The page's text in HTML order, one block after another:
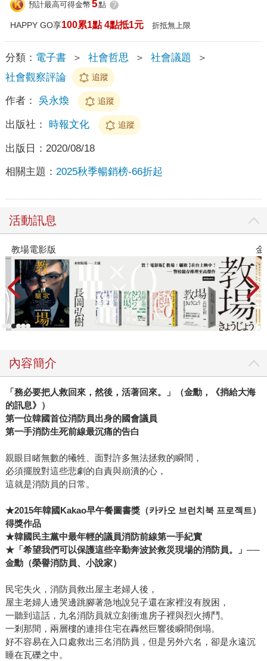
預計最高可得金幣 5點 ?
HAPPY GO享100累1點 4點抵1元 折抵無上限
分類： 電子書 ＞ 社會哲思 ＞ 社會議題
＞
社會觀察評論
追蹤
作者： 吳永煥 追蹤
出版社： 時報文化 追蹤
出版日： 2020/08/18
相關主題： 2025秋季暢銷榜-66折起
活動訊息
教場電影版 金
內容簡介
「務必要把人救回來，然後，活著回來。」（金勳，《捎給大海
的訊息》）
第一位韓國首位消防員出身的國會議員
第一手消防生死前線最沉痛的告白
親眼目睹無數的犧牲、面對許多無法拯救的瞬間，
必須擺脫對這些悲劇的自責與崩潰的心，
這就是消防員的日常。
★2015年韓國Kakao早午餐圖書獎（카카오 브런치북 프로젝트）
得獎作品
★韓國民主黨中最年輕的議員消防前線第一手紀實
★「希望我們可以保護這些辛勤奔波於救災現場的消防員。」──
金勳（榮譽消防員、小說家）
民宅失火，消防員救出屋主老婦人後，
屋主老婦人邊哭邊跳腳著急地說兒子還在家裡沒有脫困，
一聽到這話，九名消防員就立刻衝進房子裡與烈火搏鬥。
一剎那間，兩層樓的連排住宅在轟然巨響後瞬間倒塌。
好不容易在入口處救出三名消防員，但是另外六名，卻是永遠沉
睡在瓦礫之中。